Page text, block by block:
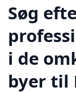
Søg
i de
byer til